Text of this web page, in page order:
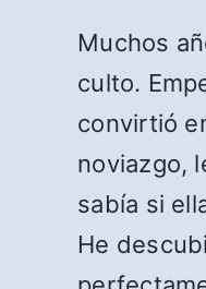
Muchos
culto.
convirtió
noviazgo,
sabía si
He